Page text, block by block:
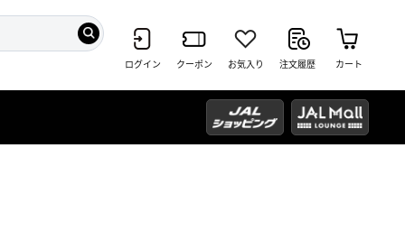
ログイン クーポン お気入り 注文履歴 カート